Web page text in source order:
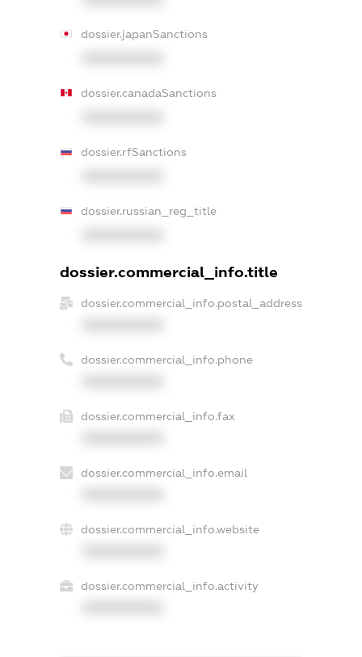
dossier.japanSanctions
dossier.canadaSanctions
dossier.rfSanctions
dossier.russian_reg_title
dossier.commercial_info.title
dossier.commercial_info.postal_address
dossier.commercial_info.phone
dossier.commercial_info.fax
dossier.commercial_info.email
dossier.commercial_info.website
dossier.commercial_info.activity